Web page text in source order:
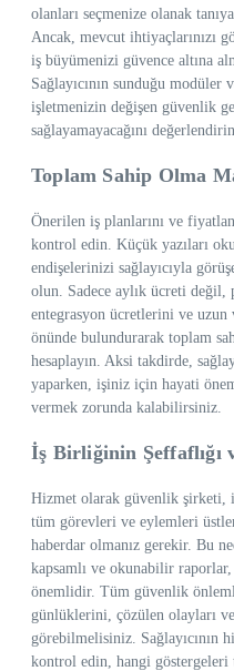
olanları seçmenize olanak
Ancak, mevcut ihtiyaçlarınızı
iş büyümenizi güvence altına
Sağlayıcının sunduğu
işletmenizin değişen güvenlik
sağlayamayacağını değerlendirin.
Toplam Sahip Olma
Önerilen iş planlarını ve
kontrol edin. Küçük yazıları
endişelerinizi sağlayıcıyla
olun. Sadece aylık ücreti değil,
entegrasyon ücretlerini ve uzun
önünde bulundurarak toplam
hesaplayın. Aksi takdirde,
yaparken, işiniz için hayati
vermek zorunda kalabilirsiniz.
İş Birliğinin Şeffaflığı
Hizmet olarak güvenlik
tüm görevleri ve eylemleri
haberdar olmanız gerekir. Bu
kapsamlı ve okunabilir
önemlidir. Tüm güvenlik
günlüklerini, çözülen olayları
görebilmelisiniz. Sağlayıcının
kontrol edin, hangi göstergeleri